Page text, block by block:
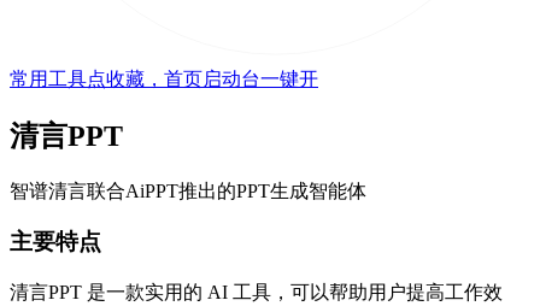
常用工具点收藏，首页启动台一键开
清言PPT
智谱清言联合AiPPT推出的PPT生成智能体
主要特点
清言PPT 是一款实用的 AI 工具，可以帮助用户提高工作效